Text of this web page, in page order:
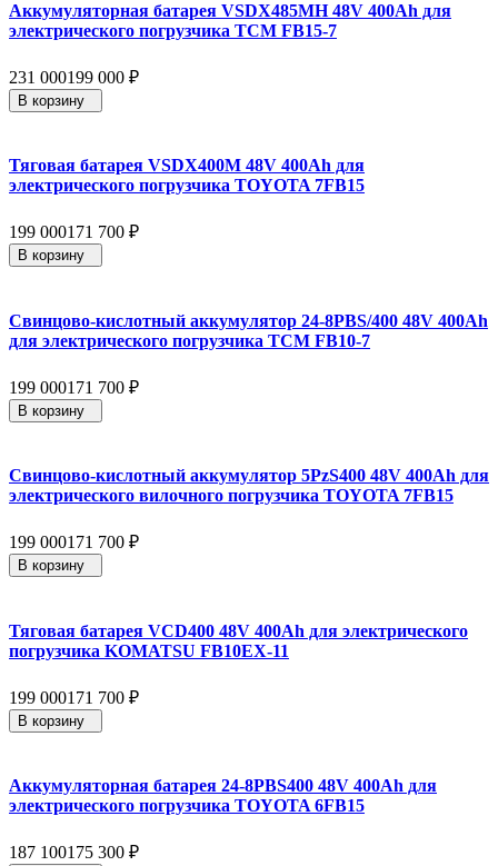
Аккумуляторная батарея VSDX485MH 48V 400Ah для
электрического погрузчика TCM FB15-7
231 000199 000 ₽
В корзину
Тяговая батарея VSDX400M 48V 400Ah для
электрического погрузчика TOYOTA 7FB15
199 000171 700 ₽
В корзину
Свинцово-кислотный аккумулятор 24-8PBS/400 48V 400Ah
для электрического погрузчика TCM FB10-7
199 000171 700 ₽
В корзину
Свинцово-кислотный аккумулятор 5PzS400 48V 400Ah для
электрического вилочного погрузчика TOYOTA 7FB15
199 000171 700 ₽
В корзину
Тяговая батарея VCD400 48V 400Ah для электрического
погрузчика KOMATSU FB10EX-11
199 000171 700 ₽
В корзину
Аккумуляторная батарея 24-8PBS400 48V 400Ah для
электрического погрузчика TOYOTA 6FB15
187 100175 300 ₽